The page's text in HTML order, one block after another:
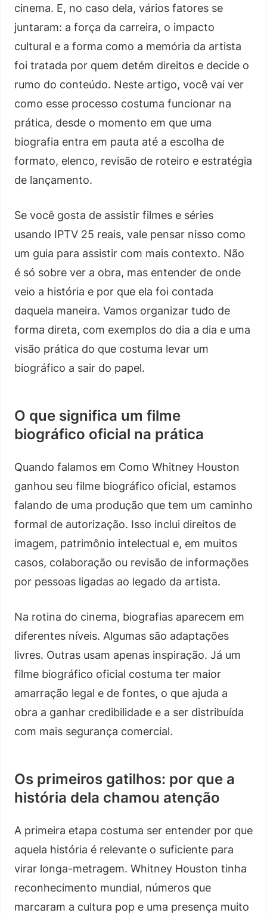
cinema. E, no caso dela, vários fatores se
juntaram: a força da carreira, o impacto
cultural e a forma como a memória da artista
foi tratada por quem detém direitos e decide o
rumo do conteúdo. Neste artigo, você vai ver
como esse processo costuma funcionar na
prática, desde o momento em que uma
biografia entra em pauta até a escolha de
formato, elenco, revisão de roteiro e estratégia
de lançamento.
Se você gosta de assistir filmes e séries
usando IPTV 25 reais, vale pensar nisso como
um guia para assistir com mais contexto. Não
é só sobre ver a obra, mas entender de onde
veio a história e por que ela foi contada
daquela maneira. Vamos organizar tudo de
forma direta, com exemplos do dia a dia e uma
visão prática do que costuma levar um
biográfico a sair do papel.
O que significa um filme
biográfico oficial na prática
Quando falamos em Como Whitney Houston
ganhou seu filme biográfico oficial, estamos
falando de uma produção que tem um caminho
formal de autorização. Isso inclui direitos de
imagem, patrimônio intelectual e, em muitos
casos, colaboração ou revisão de informações
por pessoas ligadas ao legado da artista.
Na rotina do cinema, biografias aparecem em
diferentes níveis. Algumas são adaptações
livres. Outras usam apenas inspiração. Já um
filme biográfico oficial costuma ter maior
amarração legal e de fontes, o que ajuda a
obra a ganhar credibilidade e a ser distribuída
com mais segurança comercial.
Os primeiros gatilhos: por que a
história dela chamou atenção
A primeira etapa costuma ser entender por que
aquela história é relevante o suficiente para
virar longa-metragem. Whitney Houston tinha
reconhecimento mundial, números que
marcaram a cultura pop e uma presença muito